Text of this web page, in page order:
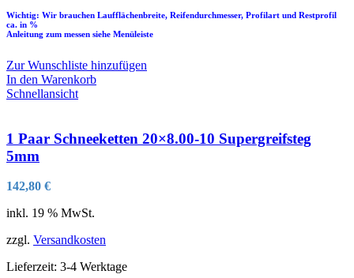
Wichtig: Wir brauchen Laufflächenbreite, Reifendurchmesser, Profilart und Restprofil
ca. in %
Anleitung zum messen siehe Menüleiste
Zur Wunschliste hinzufügen
In den Warenkorb
Schnellansicht
1 Paar Schneeketten 20×8.00-10 Supergreifsteg
5mm
142,80 €
inkl. 19 % MwSt.
zzgl. Versandkosten
Lieferzeit: 3-4 Werktage